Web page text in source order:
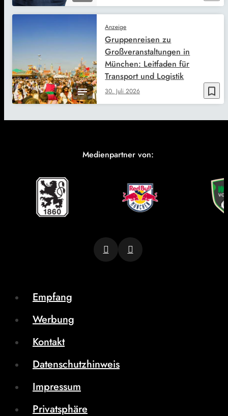
bookmark_border
Anzeige
30. Juli 2026
Gruppenreisen zu
Großveranstaltungen in
München: Leitfaden für
Transport und Logistik
Medienpartner von:
Empfang
Werbung
Kontakt
Datenschutzhinweis
Impressum
Privatsphäre